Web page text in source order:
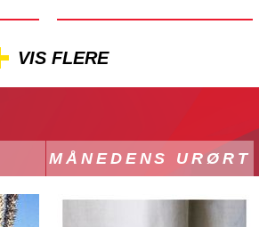
VIS FLERE
MÅNEDENS URØRT